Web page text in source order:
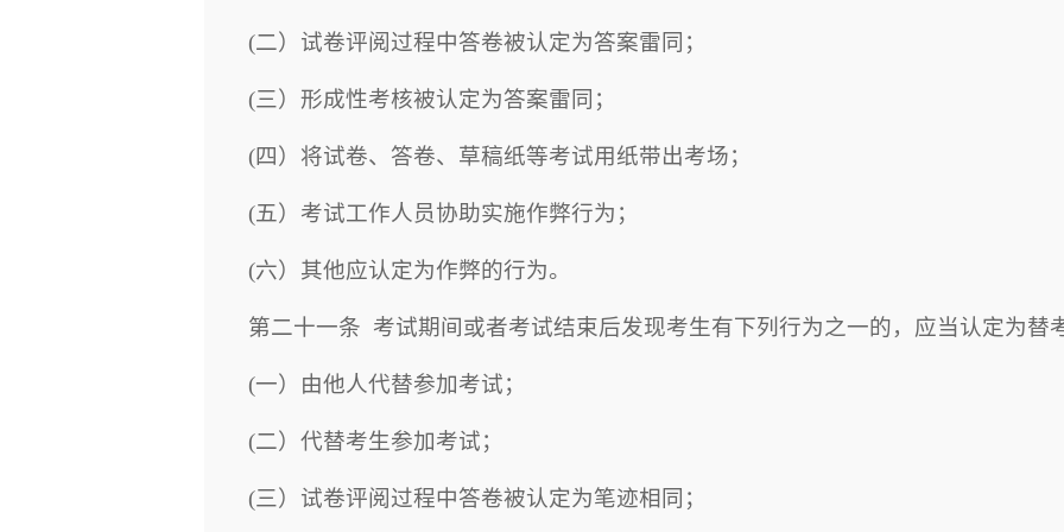
(二）试卷评阅过程中答卷被认定为答案雷同；
(三）形成性考核被认定为答案雷同；
(四）将试卷、答卷、草稿纸等考试用纸带出考场；
(五）考试工作人员协助实施作弊行为；
(六）其他应认定为作弊的行为。
第二十一条 考试期间或者考试结束后发现考生有下列行为之一的，应当认定为替
(一）由他人代替参加考试；
(二）代替考生参加考试；
(三）试卷评阅过程中答卷被认定为笔迹相同；